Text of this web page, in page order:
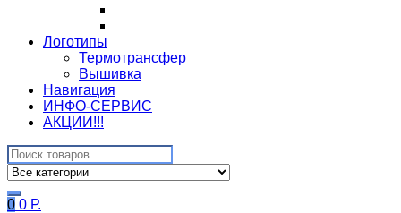
Логотипы
Термотрансфер
Вышивка
Навигация
ИНФО-СЕРВИС
АКЦИИ!!!
Search
for:
0 0 Р.